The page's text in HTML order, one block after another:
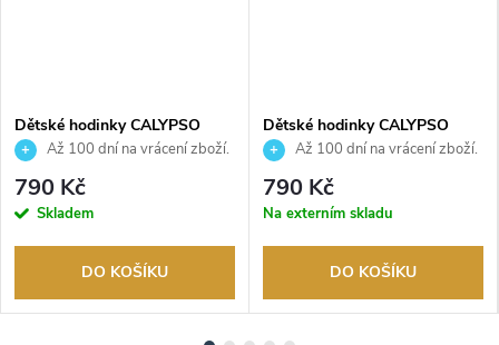
Dětské hodinky CALYPSO
K5833/2Až 100 dní na vrácení zboží.
Autorizovaný prodejce.
790 Kč
Skladem
DO KOŠÍKU
Dětské hodinky CALYPSO
K5784/7Až 100 dní na vrácení zboží.
Autorizovaný prodejce.
790 Kč
Na externím skladu
DO KOŠÍKU